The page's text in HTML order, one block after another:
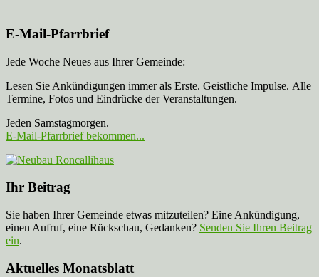
E-Mail-Pfarrbrief
Jede Woche Neues aus Ihrer Gemeinde:
Lesen Sie Ankündigungen immer als Erste. Geistliche Impulse. Alle
Termine, Fotos und Eindrücke der Veranstaltungen.
Jeden Samstagmorgen.
E-Mail-Pfarrbrief bekommen...
Ihr Beitrag
Sie haben Ihrer Gemeinde etwas mitzuteilen? Eine Ankündigung,
einen Aufruf, eine Rückschau, Gedanken? Senden Sie Ihren Beitrag
ein.
Aktuelles Monatsblatt